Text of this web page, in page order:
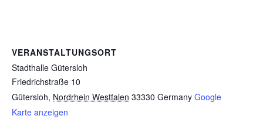
VERANSTALTUNGSORT
Stadthalle Gütersloh
Friedrichstraße 10
Gütersloh, Nordrhein Westfalen 33330 Germany Google
Karte anzeigen